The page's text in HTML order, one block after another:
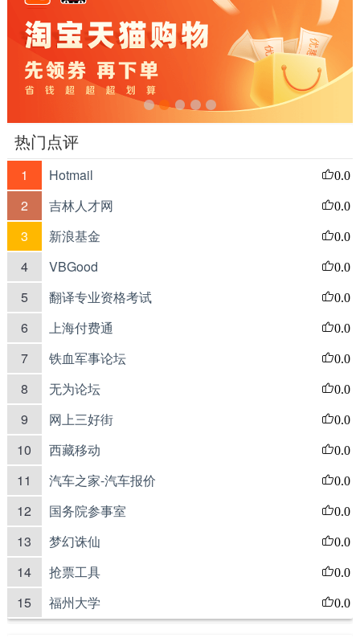
热门点评
1 Hotmail 0.0
2 吉林人才网 0.0
3 新浪基金 0.0
4 VBGood 0.0
5 翻译专业资格考试 0.0
6 上海付费通 0.0
7 铁血军事论坛 0.0
8 无为论坛 0.0
9 网上三好街 0.0
10 西藏移动 0.0
11 汽车之家-汽车报价 0.0
12 国务院参事室 0.0
13 梦幻诛仙 0.0
14 抢票工具 0.0
15 福州大学 0.0